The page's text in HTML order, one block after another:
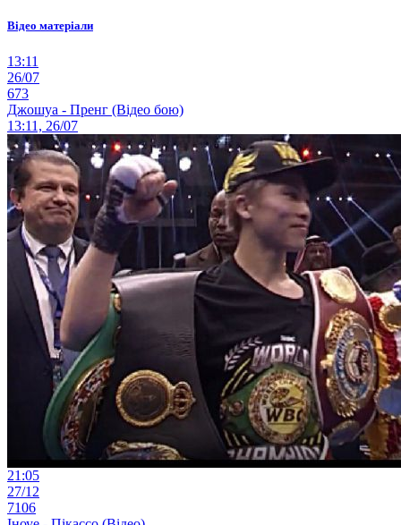
Відео матеріали
13:11
26/07
673
Джошуа - Пренг (Відео бою)
13:11, 26/07
21:05
27/12
7106